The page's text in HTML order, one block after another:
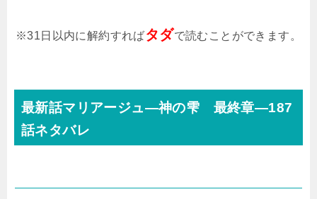
※31日以内に解約すればタダで読むことができます。
最新話マリアージュ―神の雫 最終章―187
話ネタバレ